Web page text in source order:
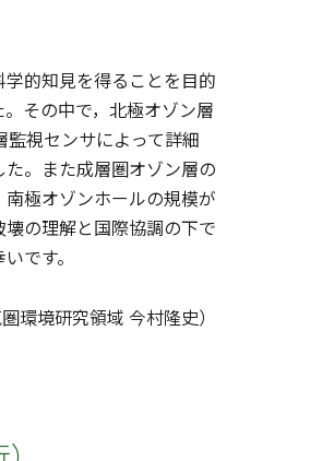
的知見を得ることを目的
その中で，北極オゾン層
視センサによって詳細
。また成層圏オゾン層の
極オゾンホールの規模が
の理解と国際協調の下で
です。
圏環境研究領域 今村隆史）